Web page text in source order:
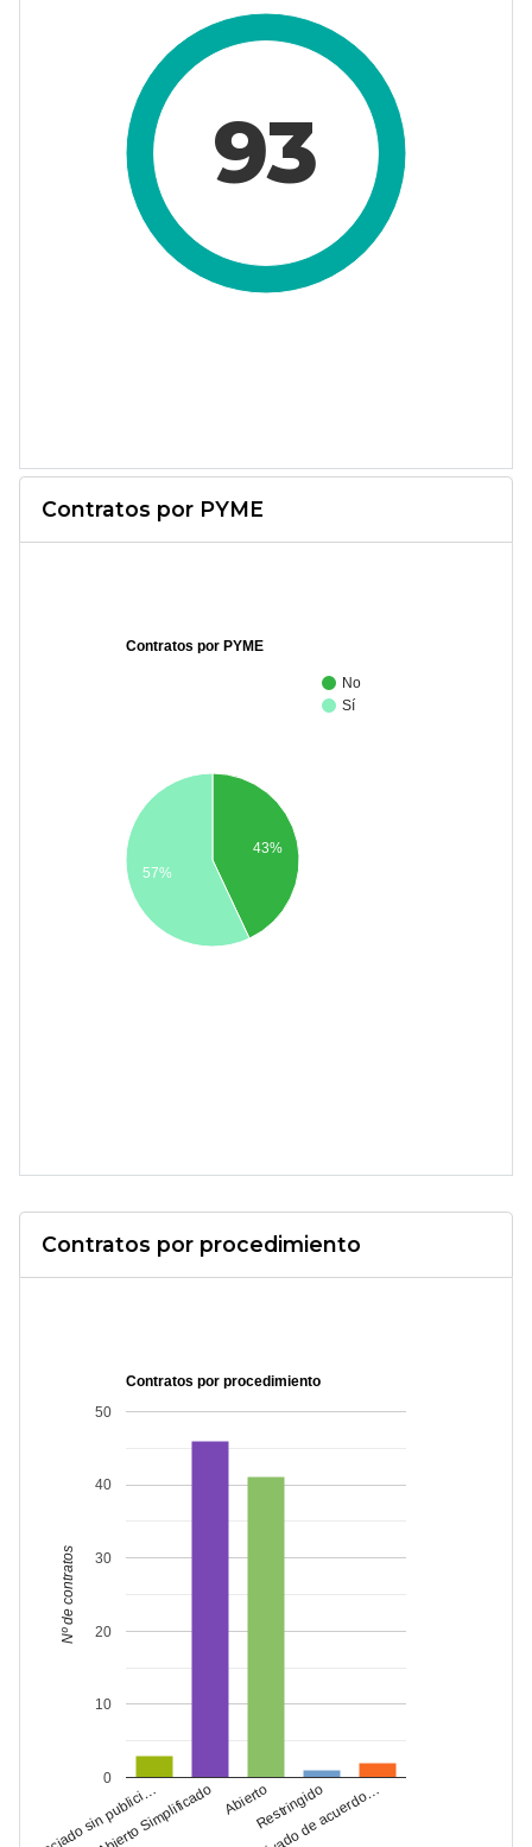
93
Contratos por PYME
Contratos por PYME
No
Sí
43%
57%
Contratos por procedimiento
Contratos por procedimiento
Negociado sin publici…
Abierto Simplificado AbiertoRestringido
Derivado de acuerdo…
0
10
20
30
40
50
Nº de contratos